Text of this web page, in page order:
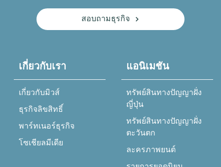
สอบถามธุรกิจ
เกี่ยวกับเรา
เกี่ยวกับมิวส์
ธุรกิจลิขสิทธิ์
พาร์ทเนอร์ธุรกิจ
โซเชียลมีเดีย
แอนิเมชัน
ทรัพย์สินทางปัญญาฝั่ง
ญี่ปุ่น
ทรัพย์สินทางปัญญาฝั่ง
ตะวันตก
ละครภาพยนต์